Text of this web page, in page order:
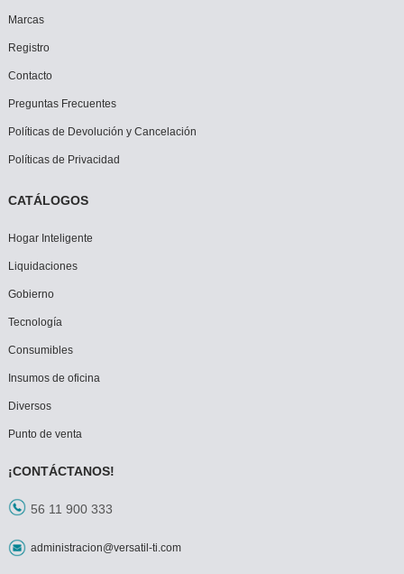
Marcas
Registro
Contacto
Preguntas Frecuentes
Políticas de Devolución y Cancelación
Políticas de Privacidad
CATÁLOGOS
Hogar Inteligente
Liquidaciones
Gobierno
Tecnología
Consumibles
Insumos de oficina
Diversos
Punto de venta
¡CONTÁCTANOS!
56 11 900 333
administracion@versatil-ti.com